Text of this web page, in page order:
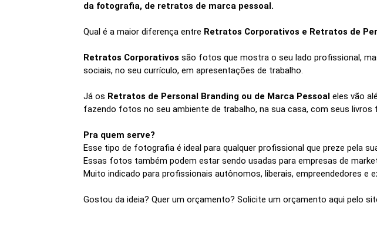
da fotografia, de retratos de marca pessoal.
Qual é a maior diferença entre Retratos Corporativos e Retratos de
Retratos Corporativos são fotos que mostra o seu lado profissional,
sociais, no seu currículo, em apresentações de trabalho.
Já os Retratos de Personal Branding ou de Marca Pessoal eles vão
fazendo fotos no seu ambiente de trabalho, na sua casa, com seus
Pra quem serve?
Esse tipo de fotografia é ideal para qualquer profissional que preze pela
Essas fotos também podem estar sendo usadas para empresas de
Muito indicado para profissionais autônomos, liberais, empreendedores e
Gostou da ideia? Quer um orçamento? Solicite um orçamento aqui pelo